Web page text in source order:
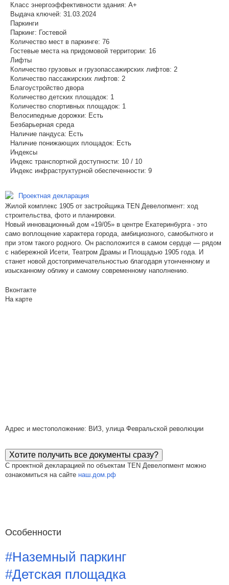
Класс энергоэффективности здания: A+
Выдача ключей: 31.03.2024
Паркинги
Паркинг: Гостевой
Количество мест в паркинге: 76
Гостевые места на придомовой территории: 16
Лифты
Количество грузовых и грузопассажирских лифтов: 2
Количество пассажирских лифтов: 2
Благоустройство двора
Количество детских площадок: 1
Количество спортивных площадок: 1
Велосипедные дорожки: Есть
Безбарьерная среда
Наличие пандуса: Есть
Наличие понижающих площадок: Есть
Индексы
Индекс транспортной доступности: 10 / 10
Индекс инфраструктурной обеспеченности: 9
Проектная декларация
Жилой комплекс 1905 от застройщика TEN Девелопмент: ход
строительства, фото и планировки.
Новый инновационный дом «19/05» в центре Екатеринбурга - это
само воплощение характера города, амбициозного, самобытного и
при этом такого родного. Он расположится в самом сердце — рядом
с набережной Исети, Театром Драмы и Площадью 1905 года. И
станет новой достопримечательностью благодаря утонченному и
изысканному облику и самому современному наполнению.
Вконтакте
На карте
Адрес и местоположение: ВИЗ, улица Февральской революции
Хотите получить все документы сразу?
С проектной декларацией по объектам TEN Девелопмент можно
ознакомиться на сайте наш.дом.рф
Особенности
#Наземный паркинг
#Детская площадка